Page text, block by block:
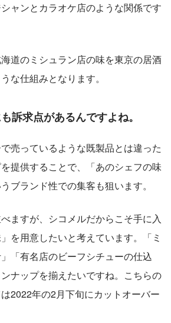
ャンとカラオケ店のような関係です
道のミシュラン店の味を東京の居酒
な仕組みとなります。
訴求点があるんですよね。
売っているような既製品とは違った
提供することで、「あのシェフの味
ブランド性での集客も狙います。
ますが、シコメルだからこそ手に入
を用意したいと考えています。「ミ
「有名店のビーフシチューの仕込
ナップを揃えたいですね。こちらの
2022年の2月下旬にカットオーバー